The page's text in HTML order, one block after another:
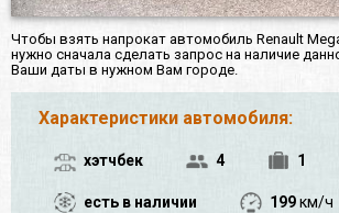
Чтобы взять напрокат автомобиль Renault
нужно сначала сделать запрос на наличие
Ваши даты в нужном Вам городе.
Характеристики автомобиля:
хэтчбек 4 1
есть в наличии 199км/ч